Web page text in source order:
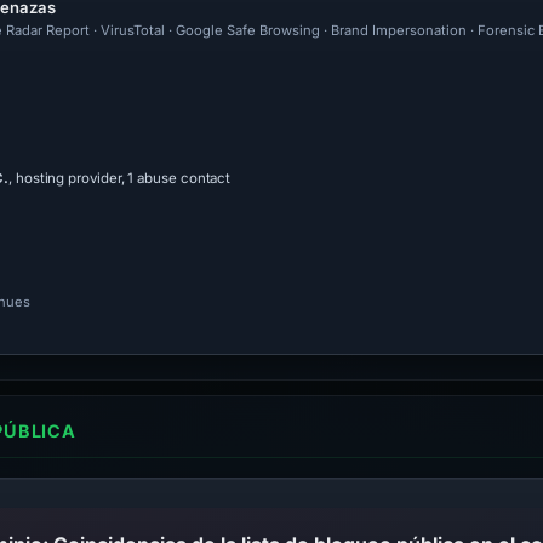
Radar Report · VirusTotal · Google Safe Browsing · Brand Impersonation ·
, hosting provider, 1 abuse contact